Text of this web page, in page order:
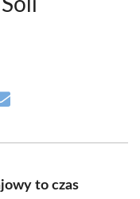
Share
to czas